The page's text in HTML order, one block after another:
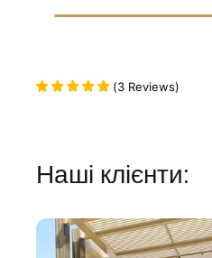
(3 Reviews)
Наші клієнти: